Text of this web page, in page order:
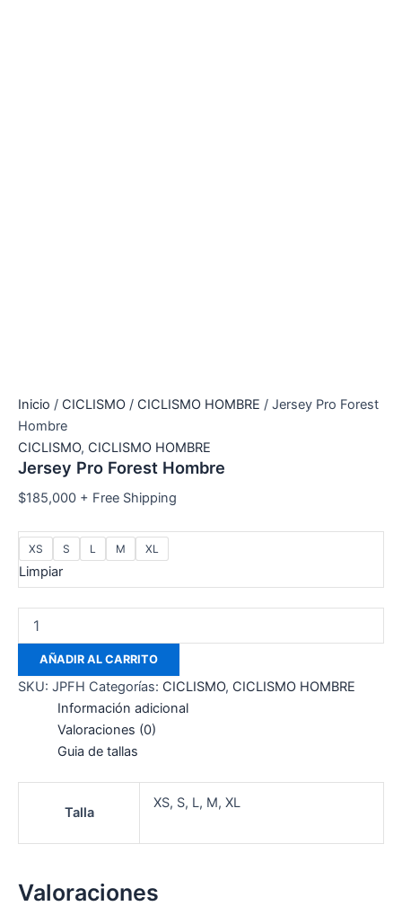
Inicio / CICLISMO / CICLISMO HOMBRE / Jersey Pro Forest
Hombre
CICLISMO, CICLISMO HOMBRE
Jersey Pro Forest Hombre
$185,000 + Free Shipping
XS S L M XL
Limpiar
AÑADIR AL CARRITO
SKU: JPFH Categorías: CICLISMO, CICLISMO HOMBRE
Información adicional
Valoraciones (0)
Guia de tallas
Talla
XS, S, L, M, XL
Valoraciones